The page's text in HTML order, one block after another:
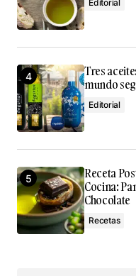
Editorial
Tres
mundo
Editorial
Receta
Cocina:
Chocolate
Recetas